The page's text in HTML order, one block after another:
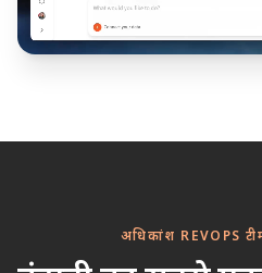
अधिकांश REVOPS